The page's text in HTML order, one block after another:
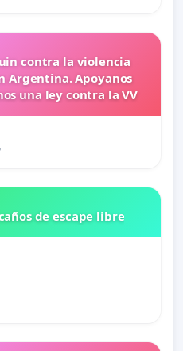
contra la violencia
Argentina. Apoyanos
una ley contra la VV
de escape libre